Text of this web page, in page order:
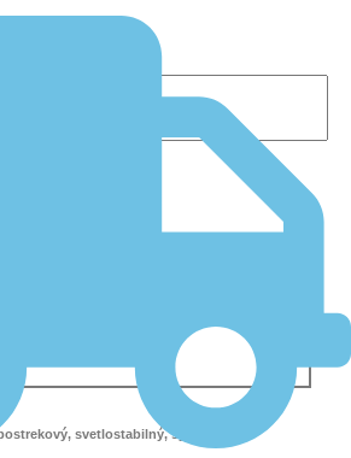
svetlostabilný, syntetický,